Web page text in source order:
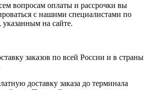
вопросам оплаты и рассрочки вы
с нашими специалистами по
на сайте.
заказов по всей России и в страны
доставку заказа до терминала